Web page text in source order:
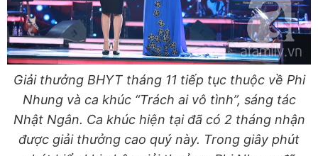
Giải thưởng BHYT tháng 11 tiếp tục thuộc về Phi
Nhung và ca khúc “Trách ai vô tình”, sáng tác
Nhật Ngân. Ca khúc hiện tại đã có 2 tháng nhận
được giải thưởng cao quý này. Trong giây phút